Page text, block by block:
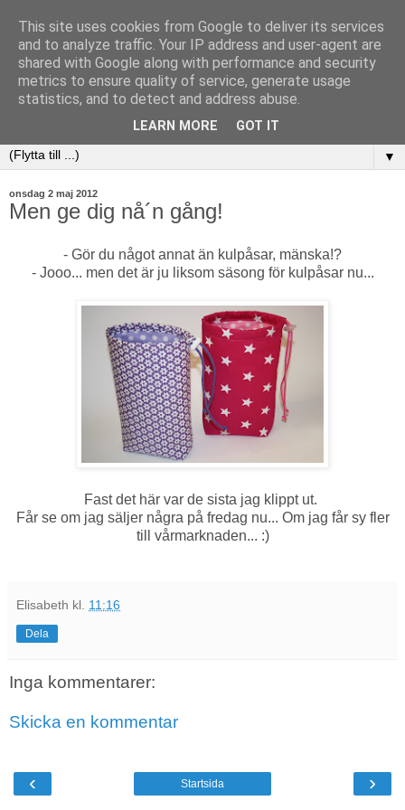
▼
onsdag 2 maj 2012
Men ge dig nå´n gång!
- Gör du något annat än kulpåsar, mänska!?
- Jooo... men det är ju liksom säsong för kulpåsar nu...
Fast det här var de sista jag klippt ut.
Får se om jag säljer några på fredag nu... Om jag får sy fler
till vårmarknaden... :)
Elisabeth kl. 11:16
Dela
Inga kommentarer:
Skicka en kommentar
‹ ›
Startsida
This site uses cookies from Google to deliver its services
and to analyze traffic. Your IP address and user-agent are
shared with Google along with performance and security
metrics to ensure quality of service, generate usage
statistics, and to detect and address abuse.
LEARN MORE GOT IT